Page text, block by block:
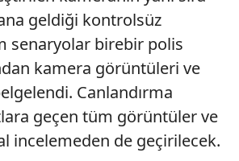
aşağıda yer alan panel
Çerezlere ilişkin detaylı bilgi
tıklayabilir,Çerez Bilgilendirme
Korunması Kanunu uyarınca
Metnimizi okumak ve sitemizde
geldiği kontrolsüz
senaryolar birebir polis
kamera görüntüleri ve
Canlandırma
geçen tüm görüntüler ve
incelemeden de geçirilecek.